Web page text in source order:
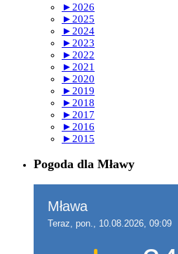
► 2026
► 2025
► 2024
► 2023
► 2022
► 2021
► 2020
► 2019
► 2018
► 2017
► 2016
► 2015
Pogoda dla Mławy